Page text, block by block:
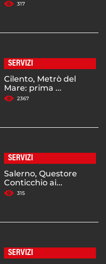
317
SERVIZI
Cilento, Metrò del
Mare: prima ...
2367
SERVIZI
Salerno, Questore
Conticchio ai...
315
SERVIZI